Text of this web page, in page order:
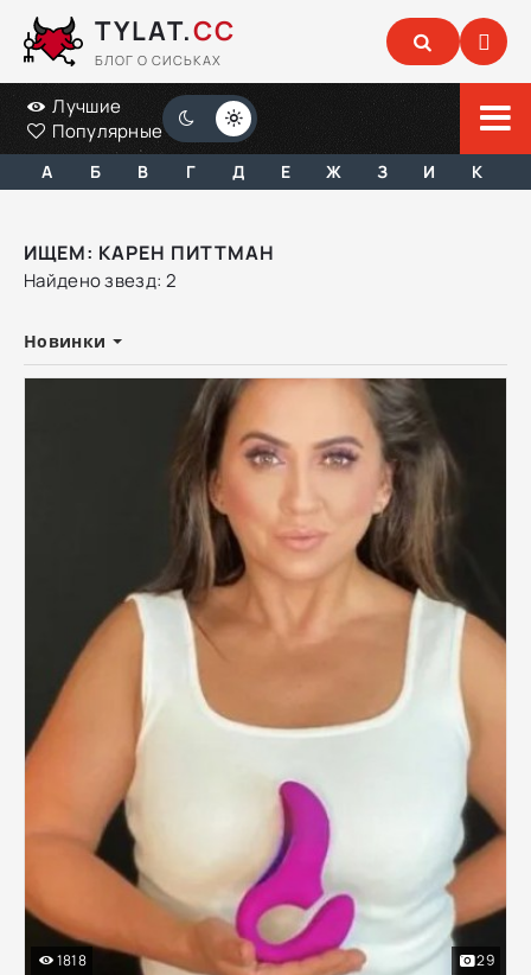
TYLAT.CC
БЛОГ О СИСЬКАХ
Лучшие
Популярные
А Б В Г Д Е Ж З И К
ИЩЕМ: КАРЕН ПИТТМАН
Найдено звезд: 2
Новинки
1818 29